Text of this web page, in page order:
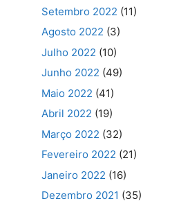
Setembro 2022 (11)
Agosto 2022 (3)
Julho 2022 (10)
Junho 2022 (49)
Maio 2022 (41)
Abril 2022 (19)
Março 2022 (32)
Fevereiro 2022 (21)
Janeiro 2022 (16)
Dezembro 2021 (35)